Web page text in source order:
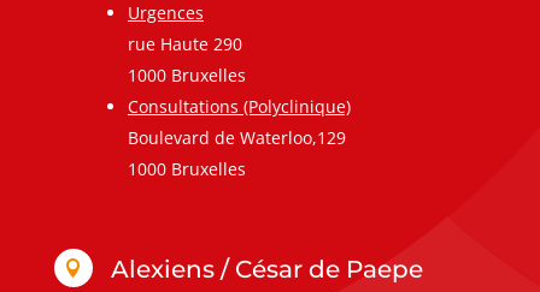
Urgences
rue Haute 290
1000 Bruxelles
Consultations (Polyclinique)
Boulevard de Waterloo,129
1000 Bruxelles
 Alexiens / César de Paepe